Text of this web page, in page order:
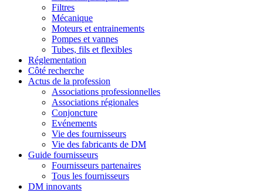
Filtres
Mécanique
Moteurs et entrainements
Pompes et vannes
Tubes, fils et flexibles
Réglementation
Côté recherche
Actus de la profession
Associations professionnelles
Associations régionales
Conjoncture
Evénements
Vie des fournisseurs
Vie des fabricants de DM
Guide fournisseurs
Fournisseurs partenaires
Tous les fournisseurs
DM innovants